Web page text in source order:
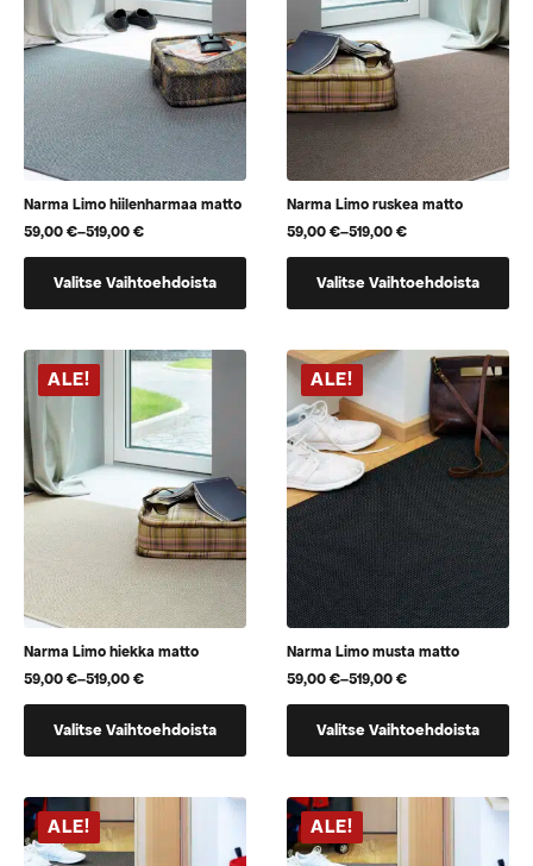
tuotteen
sivulla
valinnat
tuotteen
sivulla.
Narma Limo hiilenharmaa matto
59,00€–519,00€
Hintaluokka:
59,00 €
519,00 €
Valitse Vaihtoehdoista
useampi
muunnelma.
Voit
tehdä
valinnat
tuotteen
Narma Limo ruskea matto
59,00€–519,00€
Hintaluokka:
59,00 €
519,00 €
Valitse Vaihtoehdoista
useampi
muunnelma.
Voit
tehdä
valinnat
tuotteen
sivulla.
ALE!
Narma Limo hiekka matto
59,00€–519,00€
Hintaluokka:
59,00 €
519,00 €
Valitse Vaihtoehdoista
tuotteella
useampi
muunnelma.
Voit
ALE!
Narma Limo musta matto
59,00€–519,00€
Hintaluokka:
59,00 €
519,00 €
Valitse Vaihtoehdoista
tuotteella
useampi
muunnelma.
Voit
ALE! ALE!